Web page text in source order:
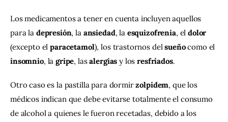
Los medicamentos a tener en cuenta incluyen aquellos
para la depresión, la ansiedad, la esquizofrenia, el dolor
(excepto el paracetamol), los trastornos del sueño como el
insomnio, la gripe, las alergias y los resfriados.
Otro caso es la pastilla para dormir zolpidem, que los
médicos indican que debe evitarse totalmente el consumo
de alcohol a quienes le fueron recetadas, debido a los